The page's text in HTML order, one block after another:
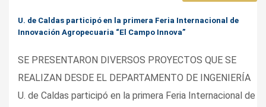
U. de Caldas participó en la primera Feria Internacional de
Innovación Agropecuaria “El Campo Innova”
SE PRESENTARON DIVERSOS PROYECTOS QUE SE
REALIZAN DESDE EL DEPARTAMENTO DE INGENIERÍA
U. de Caldas participó en la primera Feria Internacional de